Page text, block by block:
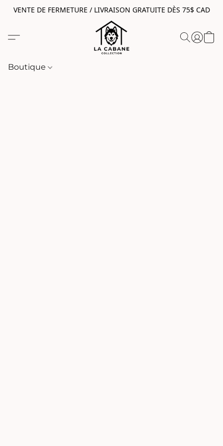
VENTE DE FERMETURE / LIVRAISON GRATUITE DÈS 75$ CAD
Boutique